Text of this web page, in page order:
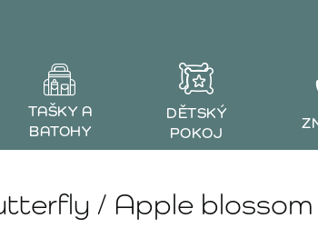
TAŠKY A
BATOHY
DĚTSKÝ
POKOJ
/ Apple blossom